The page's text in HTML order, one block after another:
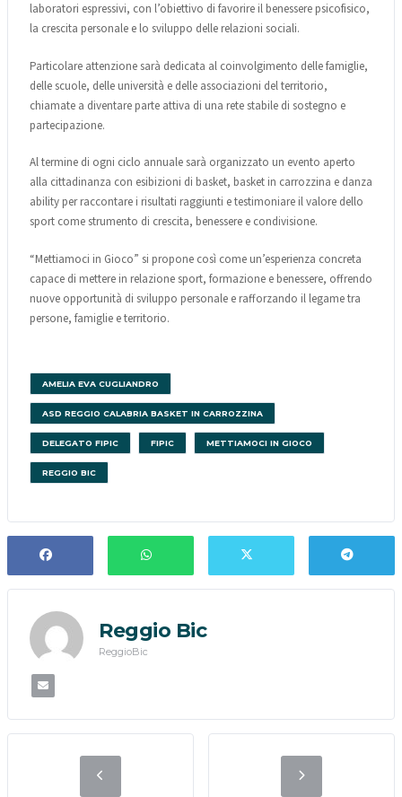
laboratori espressivi, con l’obiettivo di favorire il benessere psicofisico,
la crescita personale e lo sviluppo delle relazioni sociali.
Particolare attenzione sarà dedicata al coinvolgimento delle famiglie,
delle scuole, delle università e delle associazioni del territorio,
chiamate a diventare parte attiva di una rete stabile di sostegno e
partecipazione.
Al termine di ogni ciclo annuale sarà organizzato un evento aperto
alla cittadinanza con esibizioni di basket, basket in carrozzina e danza
ability per raccontare i risultati raggiunti e testimoniare il valore dello
sport come strumento di crescita, benessere e condivisione.
“Mettiamoci in Gioco” si propone così come un’esperienza concreta
capace di mettere in relazione sport, formazione e benessere, offrendo
nuove opportunità di sviluppo personale e rafforzando il legame tra
persone, famiglie e territorio.
AMELIA EVA CUGLIANDRO
ASD REGGIO CALABRIA BASKET IN CARROZZINA
DELEGATO FIPIC FIPIC METTIAMOCI IN GIOCO
REGGIO BIC
Reggio Bic
ReggioBic